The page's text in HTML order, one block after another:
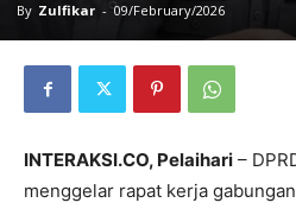
By Zulfikar - 09/February/2026
INTERAKSI.CO, Pelaihari –
menggelar rapat kerja